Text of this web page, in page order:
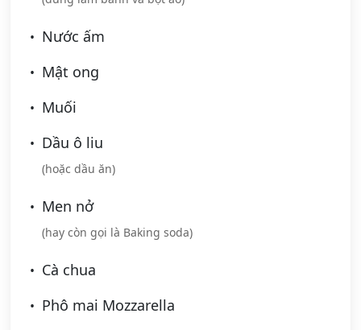
Nước ấm
Mật ong
Muối
Dầu ô liu
(hoặc dầu ăn)
Men nở
(hay còn gọi là Baking soda)
Cà chua
Phô mai Mozzarella